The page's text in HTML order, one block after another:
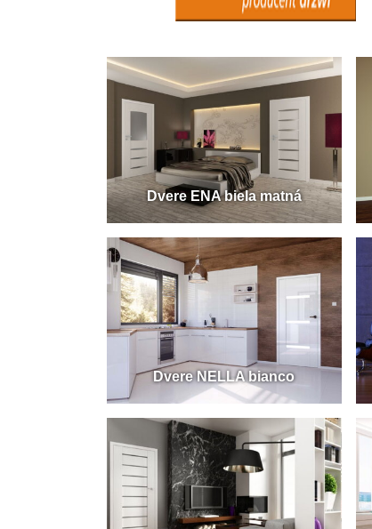
Dvere ENA biela matná
Dvere NELLA bianco